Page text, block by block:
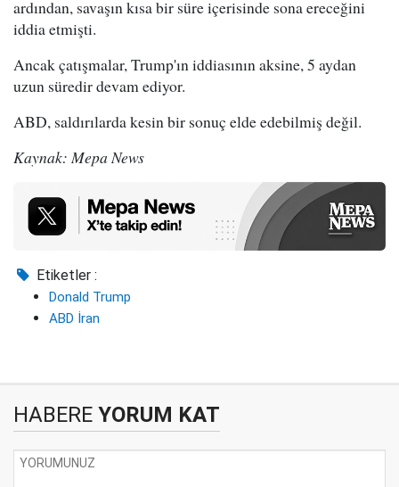
ardından, savaşın kısa bir süre içerisinde sona ereceğini
iddia etmişti.
Ancak çatışmalar, Trump'ın iddiasının aksine, 5 aydan
uzun süredir devam ediyor.
ABD, saldırılarda kesin bir sonuç elde edebilmiş değil.
Kaynak: Mepa News
Etiketler :
Donald Trump
ABD İran
HABERE YORUM KAT